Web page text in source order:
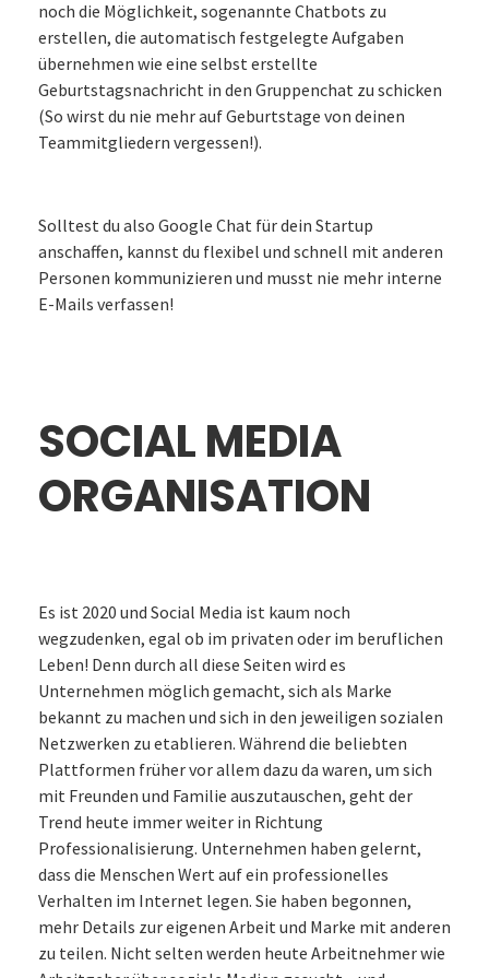
noch die Möglichkeit, sogenannte Chatbots zu
erstellen, die automatisch festgelegte Aufgaben
übernehmen wie eine selbst erstellte
Geburtstagsnachricht in den Gruppenchat zu schicken
(So wirst du nie mehr auf Geburtstage von deinen
Teammitgliedern vergessen!).
Solltest du also Google Chat für dein Startup
anschaffen, kannst du flexibel und schnell mit anderen
Personen kommunizieren und musst nie mehr interne
E-Mails verfassen!
SOCIAL MEDIA
ORGANISATION
Es ist 2020 und Social Media ist kaum noch
wegzudenken, egal ob im privaten oder im beruflichen
Leben! Denn durch all diese Seiten wird es
Unternehmen möglich gemacht, sich als Marke
bekannt zu machen und sich in den jeweiligen sozialen
Netzwerken zu etablieren. Während die beliebten
Plattformen früher vor allem dazu da waren, um sich
mit Freunden und Familie auszutauschen, geht der
Trend heute immer weiter in Richtung
Professionalisierung. Unternehmen haben gelernt,
dass die Menschen Wert auf ein professionelles
Verhalten im Internet legen. Sie haben begonnen,
mehr Details zur eigenen Arbeit und Marke mit anderen
zu teilen. Nicht selten werden heute Arbeitnehmer wie